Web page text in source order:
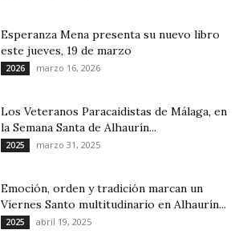
Esperanza Mena presenta su nuevo libro
este jueves, 19 de marzo
2026 marzo 16, 2026
Los Veteranos Paracaidistas de Málaga, en
la Semana Santa de Alhaurín...
2025 marzo 31, 2025
Emoción, orden y tradición marcan un
Viernes Santo multitudinario en Alhaurín...
2025 abril 19, 2025